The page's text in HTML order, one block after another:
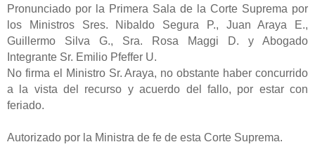
Pronunciado por la Primera Sala de la Corte Suprema por
los Ministros Sres. Nibaldo Segura P., Juan Araya E.,
Guillermo Silva G., Sra. Rosa Maggi D. y Abogado
Integrante Sr. Emilio Pfeffer U.
No firma el Ministro Sr. Araya, no obstante haber concurrido
a la vista del recurso y acuerdo del fallo, por estar con
feriado.
Autorizado por la Ministra de fe de esta Corte Suprema.